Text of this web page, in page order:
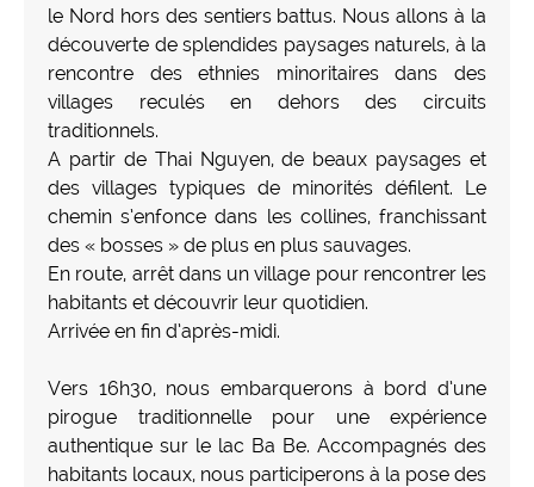
le Nord hors des sentiers battus. Nous allons à la
découverte de splendides paysages naturels, à la
rencontre des ethnies minoritaires dans des
villages reculés en dehors des circuits
traditionnels.
A partir de Thai Nguyen, de beaux paysages et
des villages typiques de minorités défilent. Le
chemin s’enfonce dans les collines, franchissant
des « bosses » de plus en plus sauvages.
En route, arrêt dans un village pour rencontrer les
habitants et découvrir leur quotidien.
Arrivée en fin d’après-midi.
Vers 16h30, nous embarquerons à bord d’une
pirogue traditionnelle pour une expérience
authentique sur le lac Ba Be. Accompagnés des
habitants locaux, nous participerons à la pose des